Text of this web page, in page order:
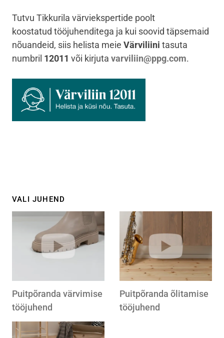
Tutvu Tikkurila värviekspertide poolt
koostatud tööjuhenditega ja kui soovid täpsemaid
nõuandeid, siis helista meie Värviliini tasuta
numbril 12011 või kirjuta varviliin@ppg.com.
VALI JUHEND
Puitpõranda värvimise
tööjuhend
Puitpõranda õlitamise
tööjuhend